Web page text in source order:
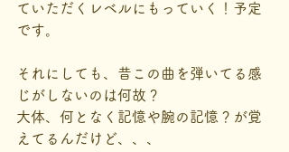
ていただくレベルにもっていく！予定
です。
それにしても、昔この曲を弾いてる感
じがしないのは何故？
大体、何となく記憶や腕の記憶？が覚
えてるんだけど、、、